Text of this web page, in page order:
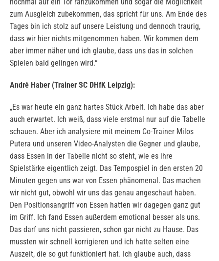
nochmal auf ein Tor ranzukommen und sogar die Möglichkeit
zum Ausgleich zubekommen, das spricht für uns. Am Ende des
Tages bin ich stolz auf unsere Leistung und dennoch traurig,
dass wir hier nichts mitgenommen haben. Wir kommen dem
aber immer näher und ich glaube, dass uns das in solchen
Spielen bald gelingen wird.“
André Haber (Trainer SC DHfK Leipzig):
„Es war heute ein ganz hartes Stück Arbeit. Ich habe das aber
auch erwartet. Ich weiß, dass viele erstmal nur auf die Tabelle
schauen. Aber ich analysiere mit meinem Co-Trainer Milos
Putera und unseren Video-Analysten die Gegner und glaube,
dass Essen in der Tabelle nicht so steht, wie es ihre
Spielstärke eigentlich zeigt. Das Tempospiel in den ersten 20
Minuten gegen uns war von Essen phänomenal. Das machen
wir nicht gut, obwohl wir uns das genau angeschaut haben.
Den Positionsangriff von Essen hatten wir dagegen ganz gut
im Griff. Ich fand Essen außerdem emotional besser als uns.
Das darf uns nicht passieren, schon gar nicht zu Hause. Das
mussten wir schnell korrigieren und ich hatte selten eine
Auszeit, die so gut funktioniert hat. Ich glaube auch, dass